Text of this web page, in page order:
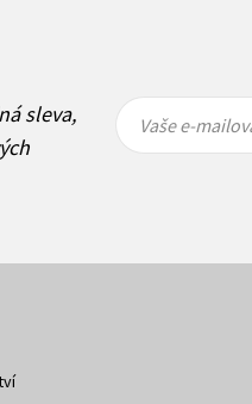
sleva,
Vaše e-
mailová
Vaše e-
mailová
Vaše e-